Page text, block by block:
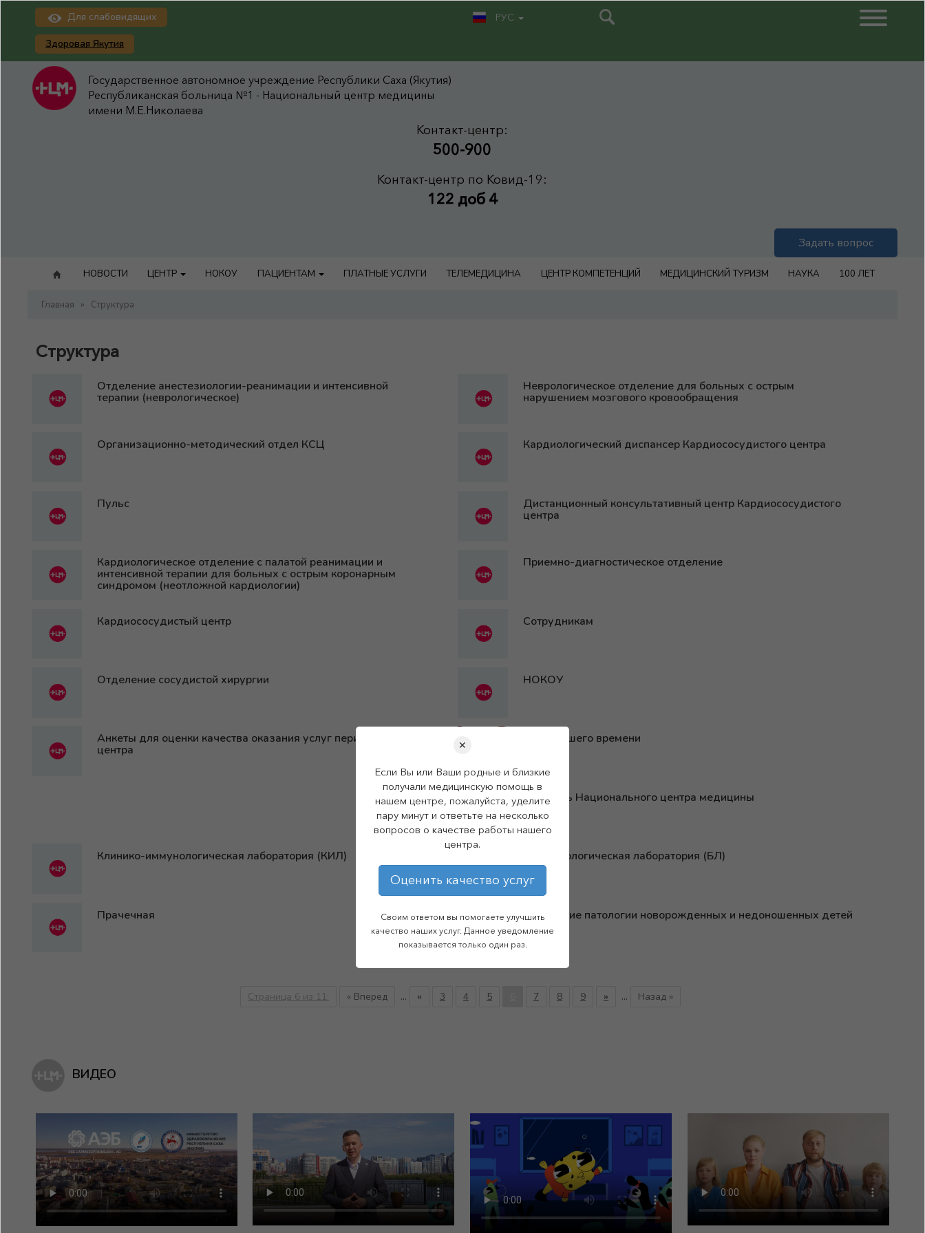
Для слабовидящих
Здоровая Якутия
РУС
Государственное автономное учреждение Республики Саха (Якутия)
Республиканская больница №1 - Национальный центр медицины
имени М.Е.Николаева
Контакт-центр:
500-900
Контакт-центр по Ковид-19:
122 доб 4
Задать вопрос
НОВОСТИ ЦЕНТР НОКОУ ПАЦИЕНТАМ ПЛАТНЫЕ УСЛУГИ ТЕЛЕМЕДИЦИНА ЦЕНТР КОМПЕТЕНЦИЙ МЕДИЦИНСКИЙ ТУРИЗМ НАУКА 100 ЛЕТ
Главная » Структура
Структура
Отделение анестезиологии-реанимации и интенсивной
терапии (неврологическое)
Неврологическое отделение для больных с острым
нарушением мозгового кровообращения
Организационно-методический отдел КСЦ Кардиологический диспансер Кардиососудистого центра
Пульс Дистанционный консультативный центр Кардиососудистого
центра
Кардиологическое отделение с палатой реанимации и
интенсивной терапии для больных с острым коронарным
синдромом (неотложной кардиологии)
Приемно-диагностическое отделение
Кардиососудистый центр Сотрудникам
Отделение сосудистой хирургии НОКОУ
Анкеты для оценки качества оказания услуг перинатального
центра
Герои нашего времени
Летопись Национального центра медицины
Клинико-иммунологическая лаборатория (КИЛ) Бактериологическая лаборатория (БЛ)
Прачечная Отделение патологии новорожденных и недоношенных детей
№ 2
Страница 6 из 11: « Вперед ... « 3 4 5 7 8 9 » ... Назад »
ВИДЕО
✕
Если Вы или Ваши родные и близкие
получали медицинскую помощь в
нашем центре, пожалуйста, уделите
пару минут и ответьте на несколько
вопросов о качестве работы нашего
центра.
Оценить качество услуг
Своим ответом вы помогаете улучшить
качество наших услуг. Данное уведомление
показывается только один раз.